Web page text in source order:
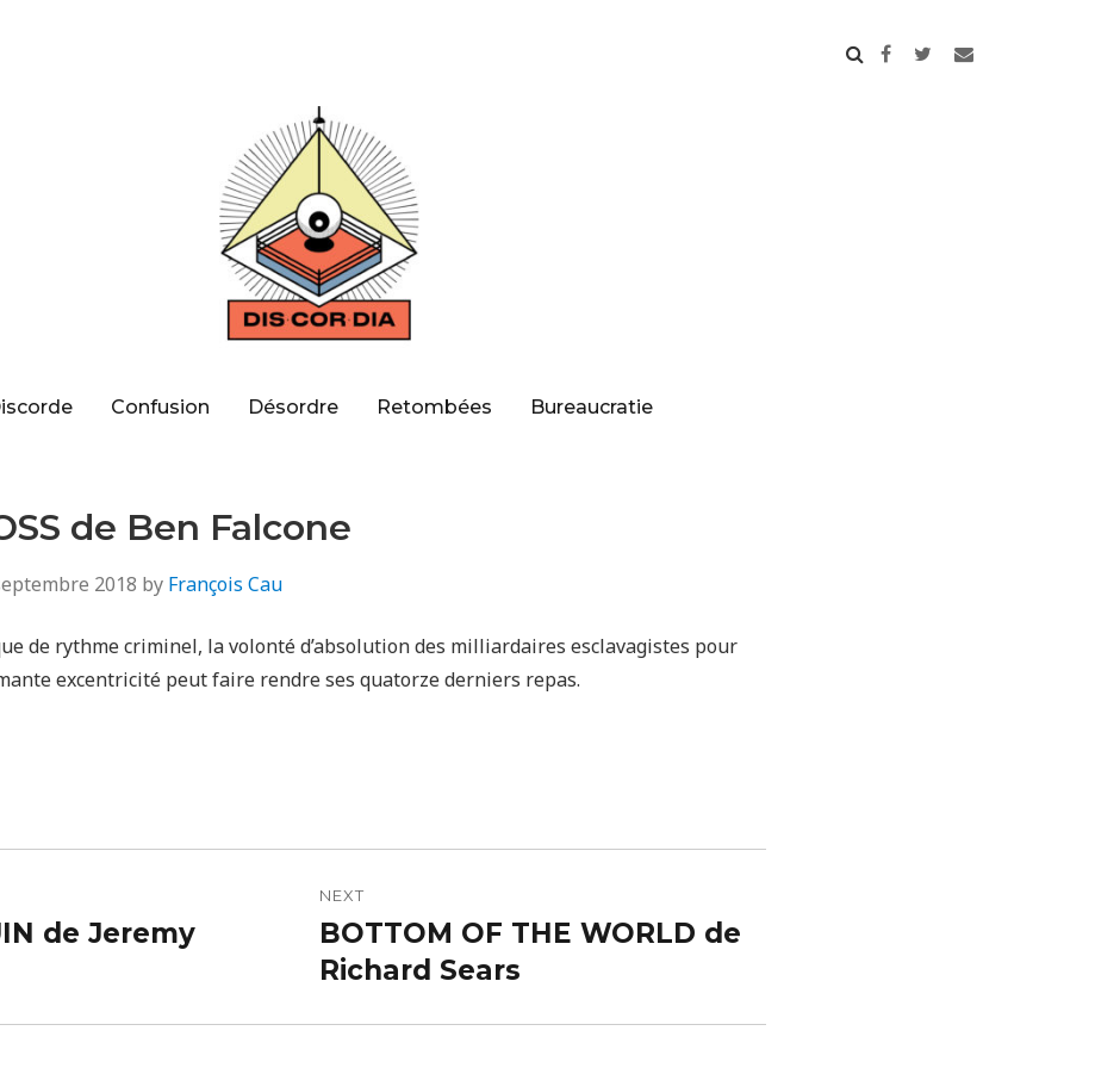
Confusion Désordre Retombées Bureaucratie
de Ben Falcone
2018 by François Cau
de rythme criminel, la volonté d’absolution des milliardaires esclavagistes pour
excentricité peut faire rendre ses quatorze derniers repas.
de Jeremy
NEXT
Next
post:
BOTTOM OF THE WORLD de
Richard Sears